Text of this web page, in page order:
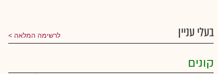
בעלי עניין לרשימה המלאה
קונים